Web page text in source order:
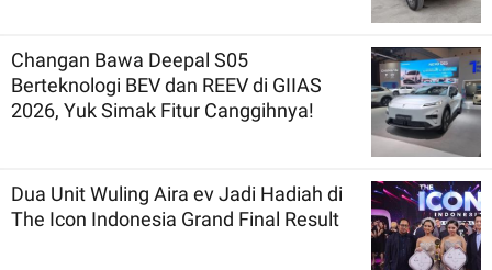
Changan Bawa Deepal S05
Berteknologi BEV dan REEV di GIIAS
2026, Yuk Simak Fitur Canggihnya!
Dua Unit Wuling Aira ev Jadi Hadiah di
The Icon Indonesia Grand Final Result